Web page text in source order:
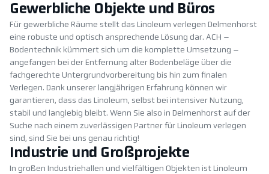
Gewerbliche Objekte und Büros
Für gewerbliche Räume stellt das Linoleum verlegen Delmenhorst
eine robuste und optisch ansprechende Lösung dar. ACH –
Bodentechnik kümmert sich um die komplette Umsetzung –
angefangen bei der Entfernung alter Bodenbeläge über die
fachgerechte Untergrundvorbereitung bis hin zum finalen
Verlegen. Dank unserer langjährigen Erfahrung können wir
garantieren, dass das Linoleum, selbst bei intensiver Nutzung,
stabil und langlebig bleibt. Wenn Sie also in Delmenhorst auf der
Suche nach einem zuverlässigen Partner für Linoleum verlegen
sind, sind Sie bei uns genau richtig!
Industrie und Großprojekte
In großen Industriehallen und vielfältigen Objekten ist Linoleum